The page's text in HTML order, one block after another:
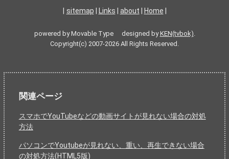
sitemap Links about Home
powered by Movable Type designed byKEN(tvbok).
Copyright(c) 2007-2026 All Rights Reserved.
関連ページ
スマホでYouTubeなどの動画サイトが見れない場合の対処
方法
パソコンでYoutubeが見れない、重い、再生できない場合
の対処方法(HTML5版)